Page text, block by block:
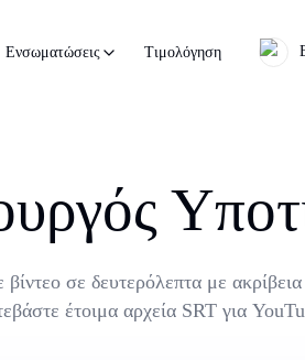
Ενσωματώσεις Τιμολόγηση
βίντεο σε δευτερόλεπτα με
έτοιμα αρχεία SRT για